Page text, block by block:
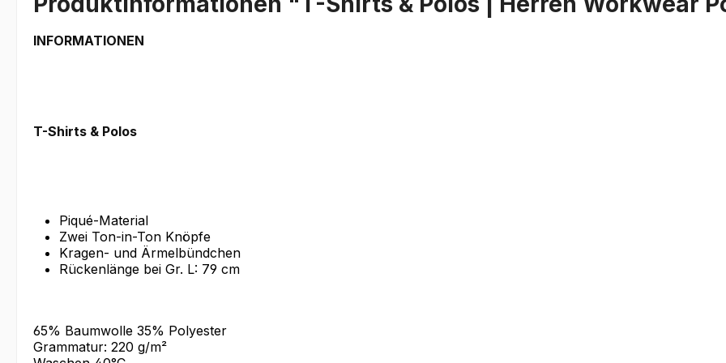
INFORMATIONEN
T-Shirts & Polos
Piqué-Material
Zwei Ton-in-Ton Knöpfe
Kragen- und Ärmelbündchen
Rückenlänge bei Gr. L: 79 cm
65% Baumwolle 35% Polyester
Grammatur: 220 g/m²